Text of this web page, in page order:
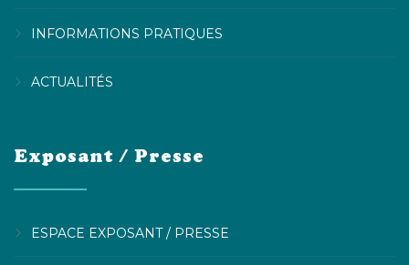
INFORMATIONS PRATIQUES
ACTUALITÉS
Exposant / Presse
ESPACE EXPOSANT / PRESSE